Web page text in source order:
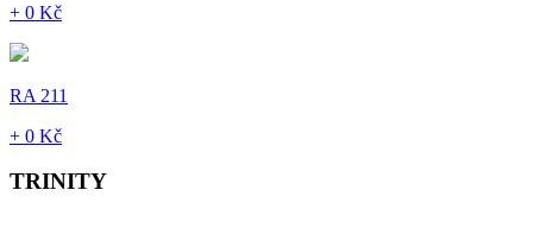
+ 0 Kč
RA 211
+ 0 Kč
TRINITY